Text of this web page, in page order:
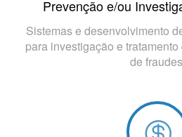
Prevenção e/ou
Sistemas e desenvolvimento
para investigação e
de